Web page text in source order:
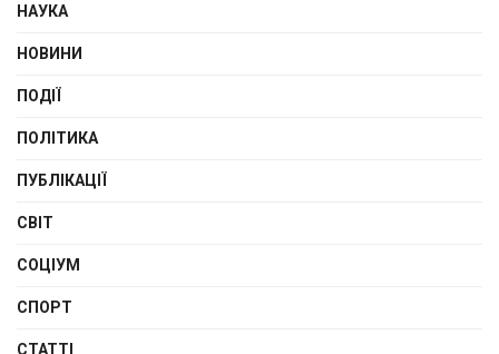
НАУКА
НОВИНИ
ПОДІЇ
ПОЛІТИКА
ПУБЛІКАЦІЇ
СВІТ
СОЦІУМ
СПОРТ
СТАТТІ